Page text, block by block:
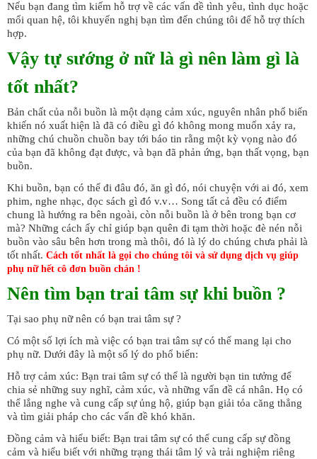
Nếu bạn đang tìm kiếm hỗ trợ về các vấn đề tình yêu, tình dục hoặc
mối quan hệ, tôi khuyến nghị bạn tìm đến chúng tôi để hỗ trợ thích
hợp.
Vậy tự sướng ở nữ là gì nên làm gì là
tốt nhất?
Bản chất của nỗi buồn là một dạng cảm xúc, nguyên nhân phổ biến
khiến nó xuất hiện là đã có điều gì đó không mong muốn xảy ra,
những chú chuồn chuồn bay tới báo tin rằng một kỳ vọng nào đó
của bạn đã không đạt được, và bạn đã phản ứng, bạn thất vọng, bạn
buồn.
Khi buồn, bạn có thể đi đâu đó, ăn gì đó, nói chuyện với ai đó, xem
phim, nghe nhạc, đọc sách gì đó v.v… Song tất cả đều có điểm
chung là hướng ra bên ngoài, còn nỗi buồn là ở bên trong bạn cơ
mà? Những cách ấy chỉ giúp bạn quên đi tạm thời hoặc đè nén nỗi
buồn vào sâu bên hơn trong mà thôi, đó là lý do chúng chưa phải là
tốt nhất. Cách tốt nhất là gọi cho chúng tôi và sử dụng dịch vụ giúp
phụ nữ hết cô đơn buồn chán !
Nên tìm bạn trai tâm sự khi buồn ?
Tại sao phụ nữ nên có bạn trai tâm sự ?
Có một số lợi ích mà việc có bạn trai tâm sự có thể mang lại cho
phụ nữ. Dưới đây là một số lý do phổ biến:
Hỗ trợ cảm xúc: Bạn trai tâm sự có thể là người bạn tin tưởng để
chia sẻ những suy nghĩ, cảm xúc, và những vấn đề cá nhân. Họ có
thể lắng nghe và cung cấp sự ủng hộ, giúp bạn giải tỏa căng thẳng
và tìm giải pháp cho các vấn đề khó khăn.
Đồng cảm và hiểu biết: Bạn trai tâm sự có thể cung cấp sự đồng
cảm và hiểu biết với những trạng thái tâm lý và trải nghiệm riêng